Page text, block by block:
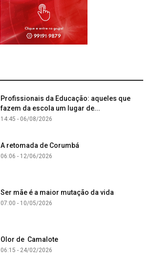
Profissionais da Educação: aqueles que
fazem da escola um lugar de...
14:45 - 06/08/2026
A retomada de Corumbá
06:06 - 12/06/2026
Ser mãe é a maior mutação da vida
07:00 - 10/05/2026
Olor de Camalote
06:15 - 24/02/2026